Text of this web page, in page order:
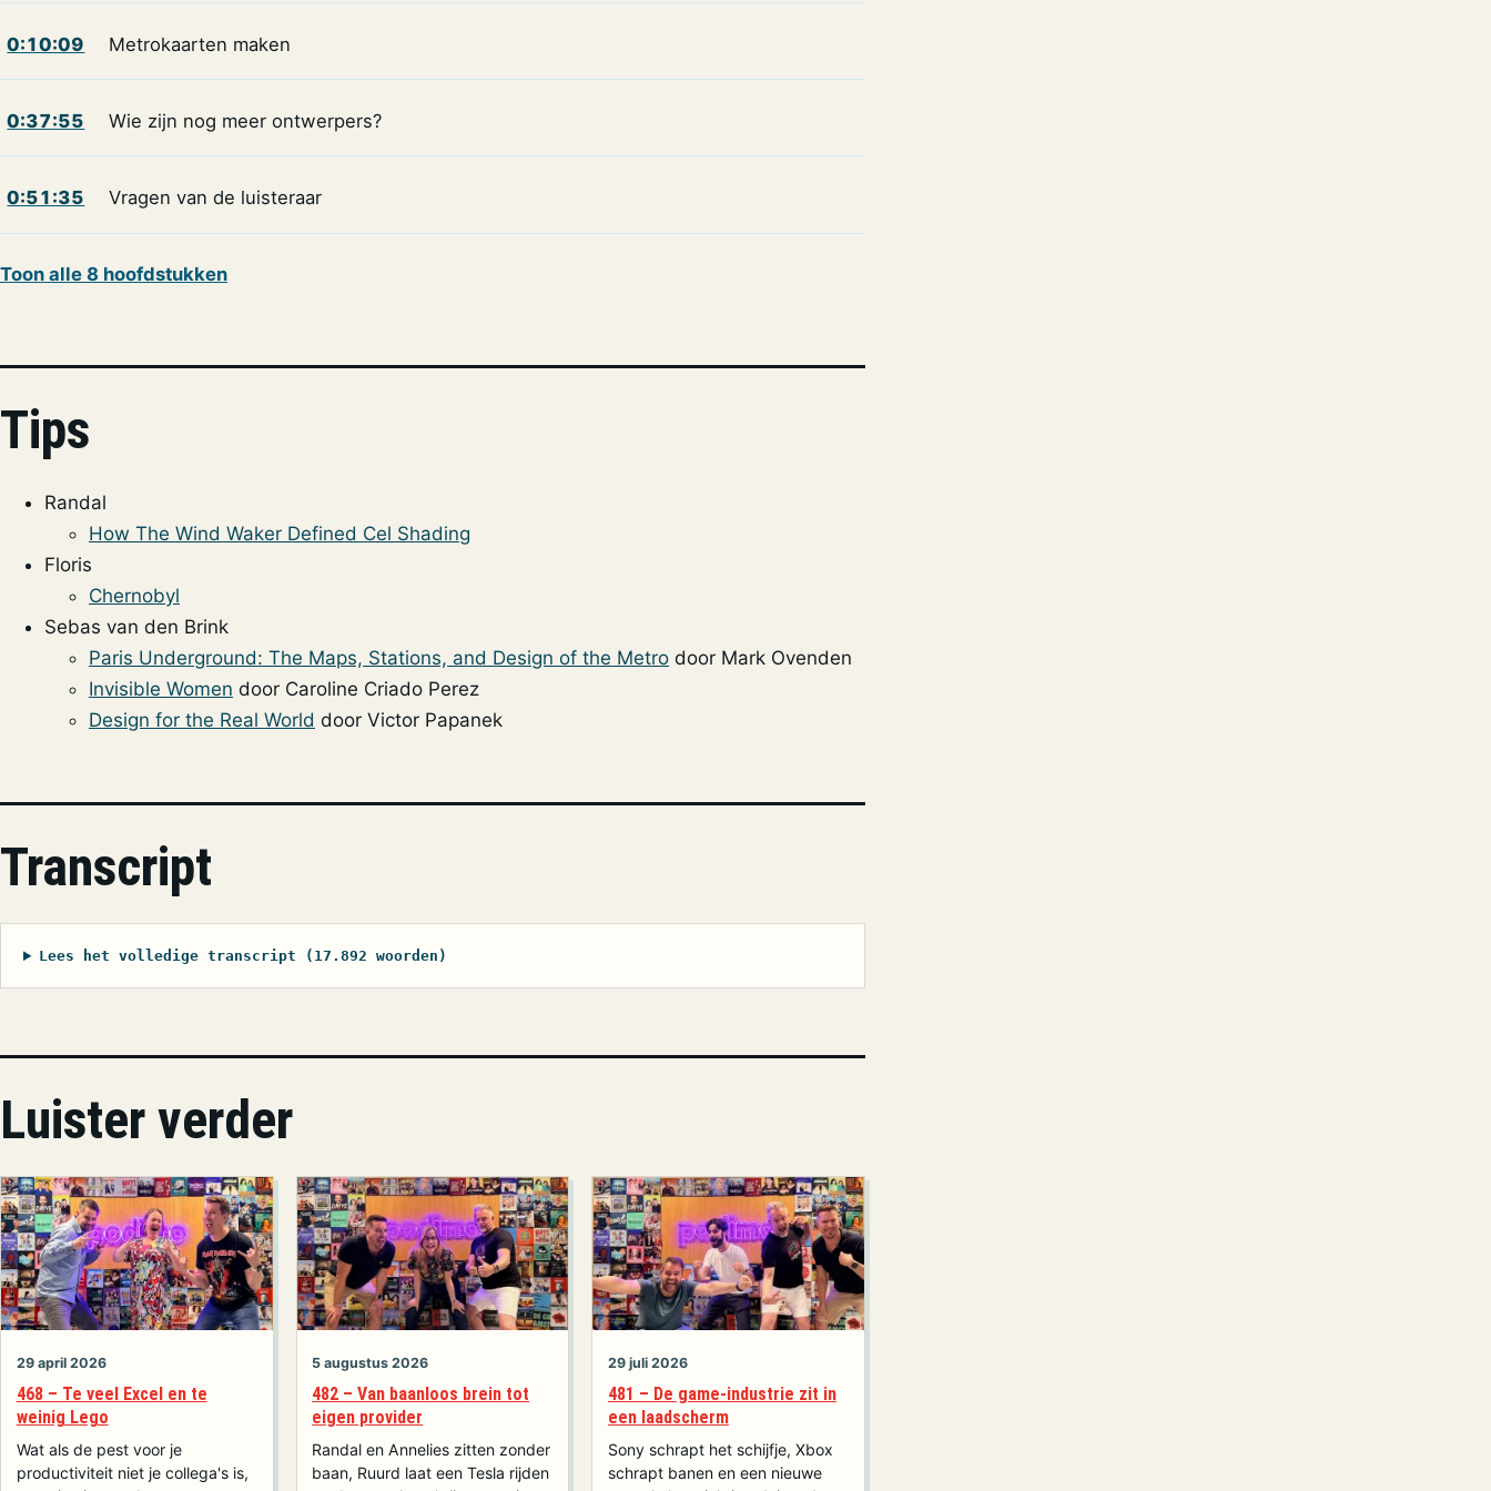
0:10:09 Metrokaarten maken
0:37:55 Wie zijn nog meer ontwerpers?
0:51:35 Vragen van de luisteraar
Toon alle 8 hoofdstukken
Tips
Randal
How The Wind Waker Defined Cel Shading
Floris
Chernobyl
Sebas van den Brink
Paris Underground: The Maps, Stations, and Design of the Metro door Mark Ovenden
Invisible Women door Caroline Criado Perez
Design for the Real World door Victor Papanek
Transcript
Lees het volledige transcript (17.892 woorden)
Luister verder
29 april 2026
468 – Te veel Excel en te
weinig Lego
Wat als de pest voor je
productiviteit niet je collega's is,
5 augustus 2026
482 – Van baanloos brein tot
eigen provider
Randal en Annelies zitten zonder
baan, Ruurd laat een Tesla rijden
29 juli 2026
481 – De game-industrie zit in
een laadscherm
Sony schrapt het schijfje, Xbox
schrapt banen en een nieuwe